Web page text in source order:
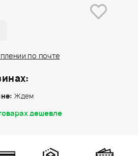
по почте
Ждем
дешевле